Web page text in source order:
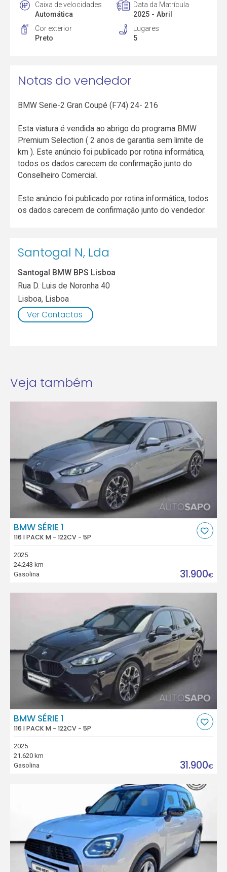
Caixa de velocidades
Automática
Data da Matrícula
2025 - Abril
Cor exterior
Preto
Lugares
5
Notas do vendedor
BMW Serie-2 Gran Coupé (F74) 24- 216
Esta viatura é vendida ao abrigo do programa BMW
Premium Selection ( 2 anos de garantia sem limite de
km ). Este anúncio foi publicado por rotina informática,
todos os dados carecem de confirmação junto do
Conselheiro Comercial.
Este anúncio foi publicado por rotina informática, todos
os dados carecem de confirmação junto do vendedor.
Santogal N, Lda
Santogal BMW BPS Lisboa
Rua D. Luis de Noronha 40
Lisboa, Lisboa
Ver Contactos
Veja também
BMW SÉRIE 1
116 I PACK M - 122CV - 5P
2025
24.243 km
Gasolina
31.900€
BMW SÉRIE 1
116 I PACK M - 122CV - 5P
2025
21.620 km
Gasolina
31.900€